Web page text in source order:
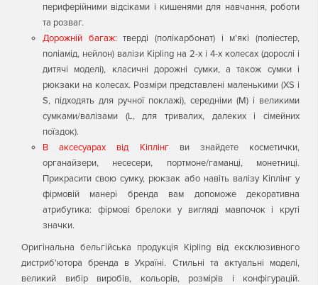
периферійними відсіками і кишенями для навчання, роботи
та розваг.
Дорожній багаж: тверді (полікарбонат) і м'які (поліестер,
поліамід, нейлон) валізи Kipling на 2-х і 4-х колесах (дорослі і
дитячі моделі), класичні дорожні сумки, а також сумки і
рюкзаки на колесах. Розміри представлені маленькими (XS і
S, підходять для ручної поклажі), середніми (М) і великими
сумками/валізами (L, для тривалих, далеких і сімейних
поїздок).
В аксесуарах від Кіплінг ви знайдете косметички,
органайзери, несесери, портмоне/гаманці, монетниці.
Прикрасити свою сумку, рюкзак або навіть валізу Кіплінг у
фірмовій манері бренда вам допоможе декоративна
атрибутика: фірмові брелоки у вигляді мавпочок і круті
значки.
Оригінальна бельгійська продукція Kipling від ексклюзивного
дистриб'ютора бренда в Україні. Стильні та актуальні моделі,
великий вибір виробів, кольорів, розмірів і конфігурацій.